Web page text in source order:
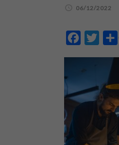
06/12/2022
FacebookTwitter